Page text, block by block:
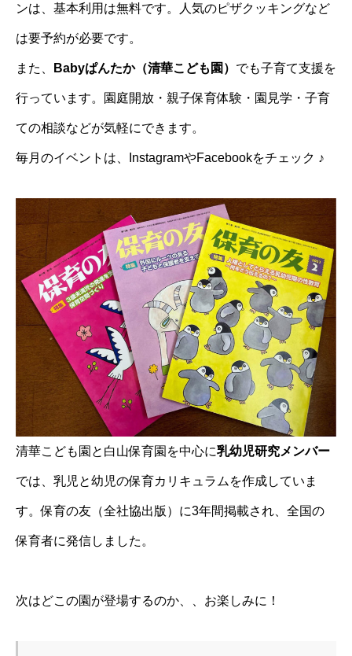
ンは、基本利用は無料です。人気のピザクッキングなど
は要予約が必要です。
また、 Babyぱんたか（清華こども園） でも子育て支援を
行っています。園庭開放・親子保育体験・園見学・子育
ての相談などが気軽にできます。
毎月のイベントは、InstagramやFacebookをチェック ♪
清華こども園と白山保育園を中心に乳幼児研究メンバー
では、乳児と幼児の保育カリキュラムを作成していま
す。保育の友（全社協出版）に3年間掲載され、全国の
保育者に発信しました。
次はどこの園が登場するのか、、お楽しみに！